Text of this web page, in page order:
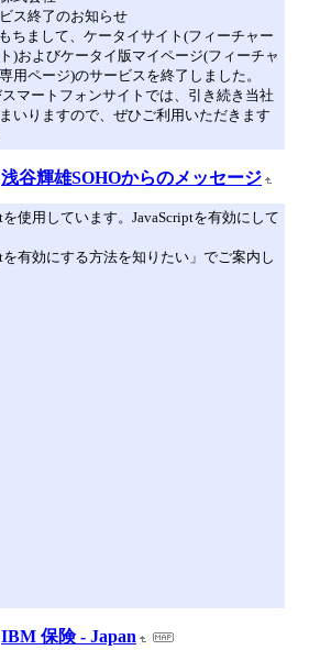
ス終了のお知らせ
ちまして、ケータイサイト(フィーチャー
)およびケータイ版マイページ(フィーチャ
用ページ)のサービスを終了しました。
マートフォンサイトでは、引き続き当社
いりますので、ぜひご利用いただきます
浅谷輝雄SOHOからのメッセージ
を使用しています。JavaScriptを有効にして
有効にする方法を知りたい」でご案内し
IBM 保険 - Japan